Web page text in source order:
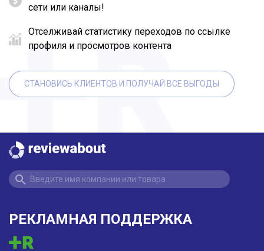
сети или каналы!
Отселживай статистику переходов по ссылке
профиля и просмотров контента
СТАНОВИСЬ КЛИЕНТОВ И ПОЛУЧАЙ ВСЕ ВЫГОДЫ
РЕКЛАМНАЯ ПОДДЕРЖКА